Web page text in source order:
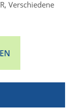
Verschiedene